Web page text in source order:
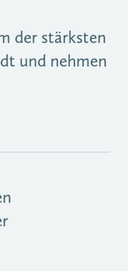
der stärksten
und nehmen